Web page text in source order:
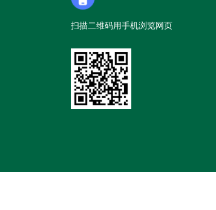
扫描二维码用手机浏览网页